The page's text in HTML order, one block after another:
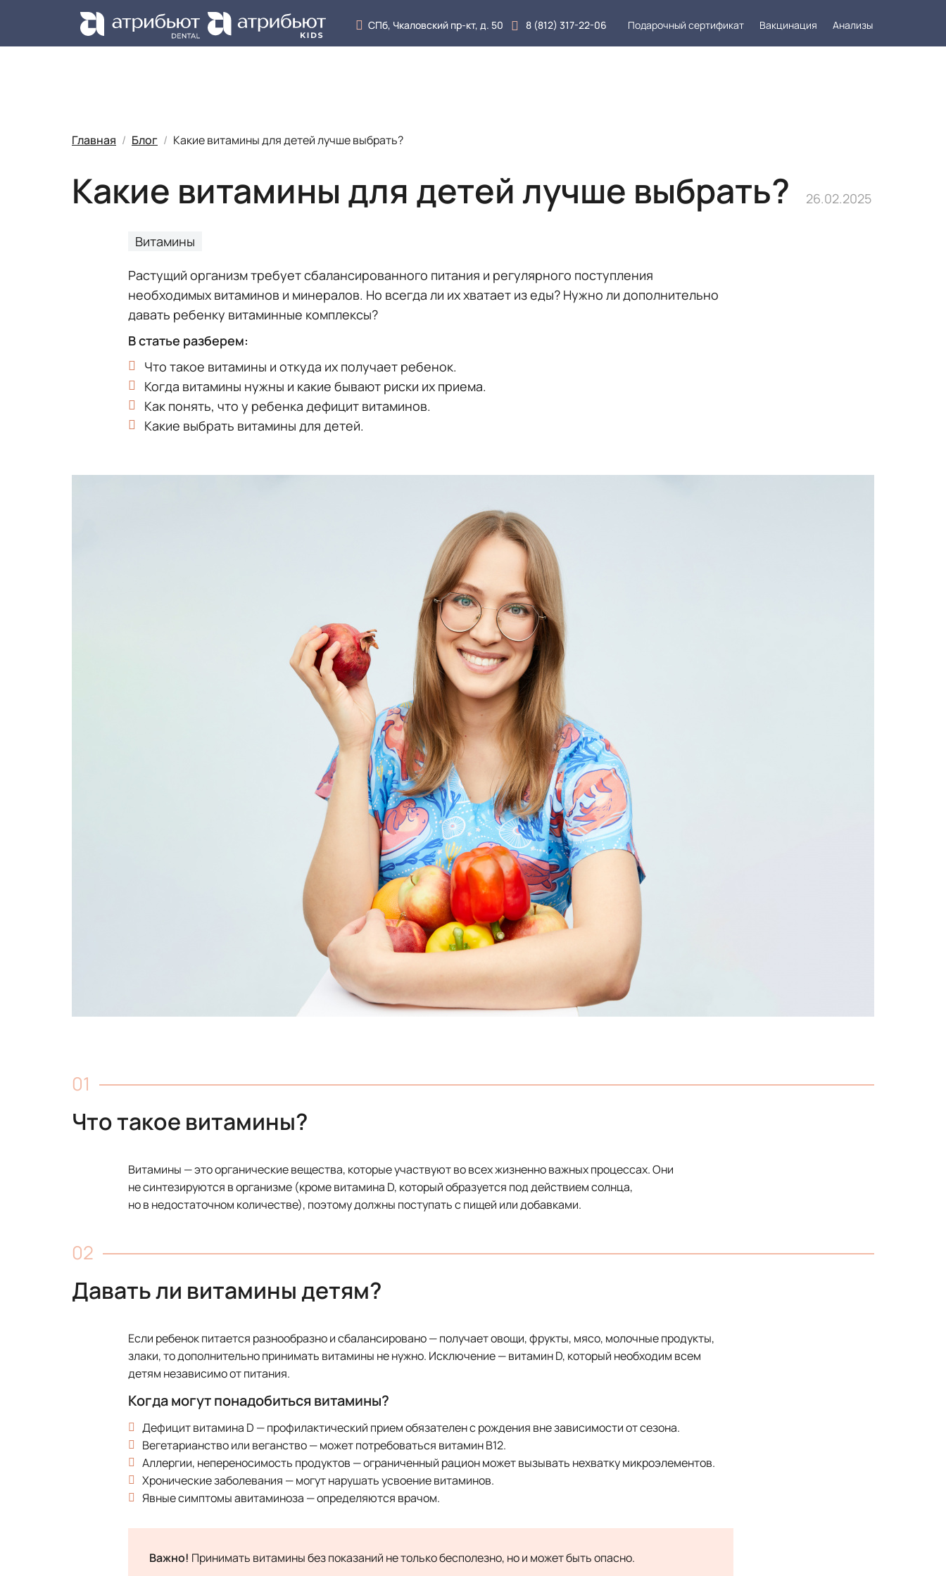
СПб, Чкаловский пр-кт, д. 50 8 (812) 317-22-06 Подарочный сертификат Вакцинация Анализы
Главная Блог Какие витамины для детей лучше выбрать?
Какие витамины для детей лучше выбрать? 26.02.2025
Витамины
Растущий организм требует сбалансированного питания и регулярного поступления
необходимых витаминов и минералов. Но всегда ли их хватает из еды? Нужно ли дополнительно
давать ребенку витаминные комплексы?
В статье разберем:
Что такое витамины и откуда их получает ребенок.
Когда витамины нужны и какие бывают риски их приема.
Как понять, что у ребенка дефицит витаминов.
Какие выбрать витамины для детей.
Что такое витамины?
Витамины — это органические вещества, которые участвуют во всех жизненно важных процессах. Они
не синтезируются в организме (кроме витамина D, который образуется под действием солнца,
но в недостаточном количестве), поэтому должны поступать с пищей или добавками.
Давать ли витамины детям?
Если ребенок питается разнообразно и сбалансировано — получает овощи, фрукты, мясо, молочные продукты,
злаки, то дополнительно принимать витамины не нужно. Исключение — витамин D, который необходим всем
детям независимо от питания.
Когда могут понадобиться витамины?
Дефицит витамина D — профилактический прием обязателен с рождения вне зависимости от сезона.
Вегетарианство или веганство — может потребоваться витамин B12.
Аллергии, непереносимость продуктов — ограниченный рацион может вызывать нехватку микроэлементов.
Хронические заболевания — могут нарушать усвоение витаминов.
Явные симптомы авитаминоза — определяются врачом.
Важно! Принимать витамины без показаний не только бесполезно, но и может быть опасно.